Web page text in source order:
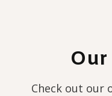
Check out our